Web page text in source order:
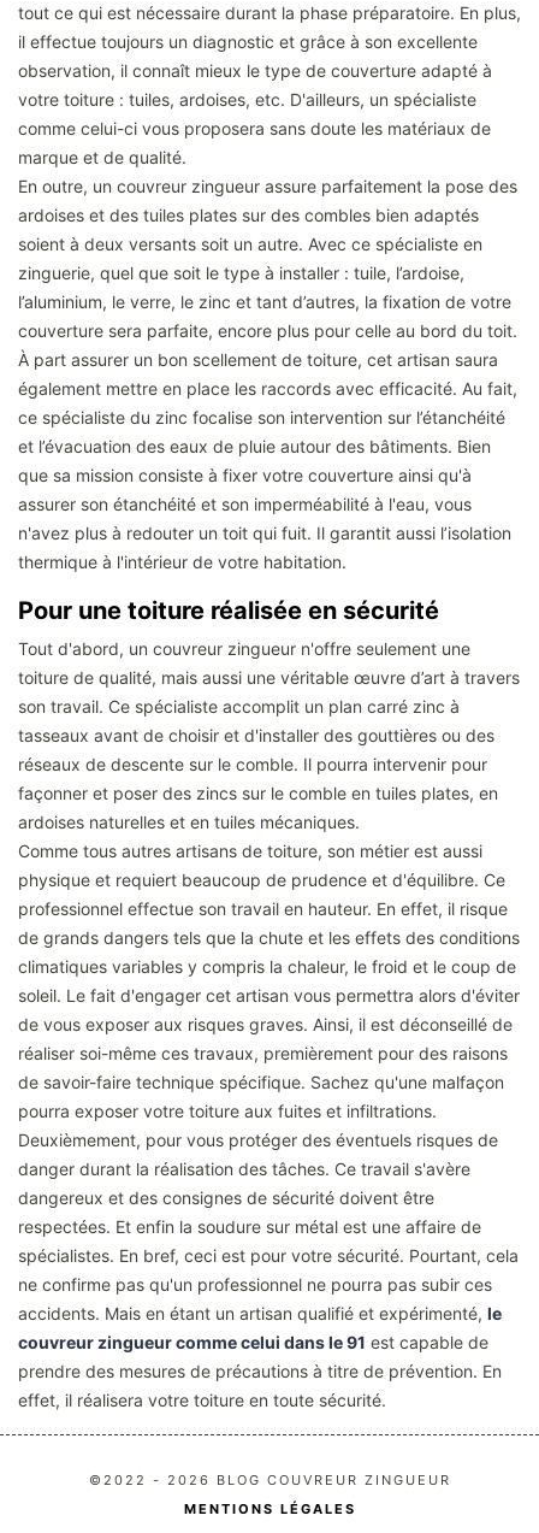
tout ce qui est nécessaire durant la phase préparatoire. En plus,
il effectue toujours un diagnostic et grâce à son excellente
observation, il connaît mieux le type de couverture adapté à
votre toiture : tuiles, ardoises, etc. D'ailleurs, un spécialiste
comme celui-ci vous proposera sans doute les matériaux de
marque et de qualité.
En outre, un couvreur zingueur assure parfaitement la pose des
ardoises et des tuiles plates sur des combles bien adaptés
soient à deux versants soit un autre. Avec ce spécialiste en
zinguerie, quel que soit le type à installer : tuile, l’ardoise,
l’aluminium, le verre, le zinc et tant d’autres, la fixation de votre
couverture sera parfaite, encore plus pour celle au bord du toit.
À part assurer un bon scellement de toiture, cet artisan saura
également mettre en place les raccords avec efficacité. Au fait,
ce spécialiste du zinc focalise son intervention sur l’étanchéité
et l’évacuation des eaux de pluie autour des bâtiments. Bien
que sa mission consiste à fixer votre couverture ainsi qu'à
assurer son étanchéité et son imperméabilité à l'eau, vous
n'avez plus à redouter un toit qui fuit. Il garantit aussi l’isolation
thermique à l'intérieur de votre habitation.
Pour une toiture réalisée en sécurité
Tout d'abord, un couvreur zingueur n'offre seulement une
toiture de qualité, mais aussi une véritable œuvre d’art à travers
son travail. Ce spécialiste accomplit un plan carré zinc à
tasseaux avant de choisir et d'installer des gouttières ou des
réseaux de descente sur le comble. Il pourra intervenir pour
façonner et poser des zincs sur le comble en tuiles plates, en
ardoises naturelles et en tuiles mécaniques.
Comme tous autres artisans de toiture, son métier est aussi
physique et requiert beaucoup de prudence et d'équilibre. Ce
professionnel effectue son travail en hauteur. En effet, il risque
de grands dangers tels que la chute et les effets des conditions
climatiques variables y compris la chaleur, le froid et le coup de
soleil. Le fait d'engager cet artisan vous permettra alors d'éviter
de vous exposer aux risques graves. Ainsi, il est déconseillé de
réaliser soi-même ces travaux, premièrement pour des raisons
de savoir-faire technique spécifique. Sachez qu'une malfaçon
pourra exposer votre toiture aux fuites et infiltrations.
Deuxièmement, pour vous protéger des éventuels risques de
danger durant la réalisation des tâches. Ce travail s'avère
dangereux et des consignes de sécurité doivent être
respectées. Et enfin la soudure sur métal est une affaire de
spécialistes. En bref, ceci est pour votre sécurité. Pourtant, cela
ne confirme pas qu'un professionnel ne pourra pas subir ces
accidents. Mais en étant un artisan qualifié et expérimenté, le
couvreur zingueur comme celui dans le 91 est capable de
prendre des mesures de précautions à titre de prévention. En
effet, il réalisera votre toiture en toute sécurité.
©2022 - 2026 BLOG COUVREUR ZINGUEUR
MENTIONS LÉGALES